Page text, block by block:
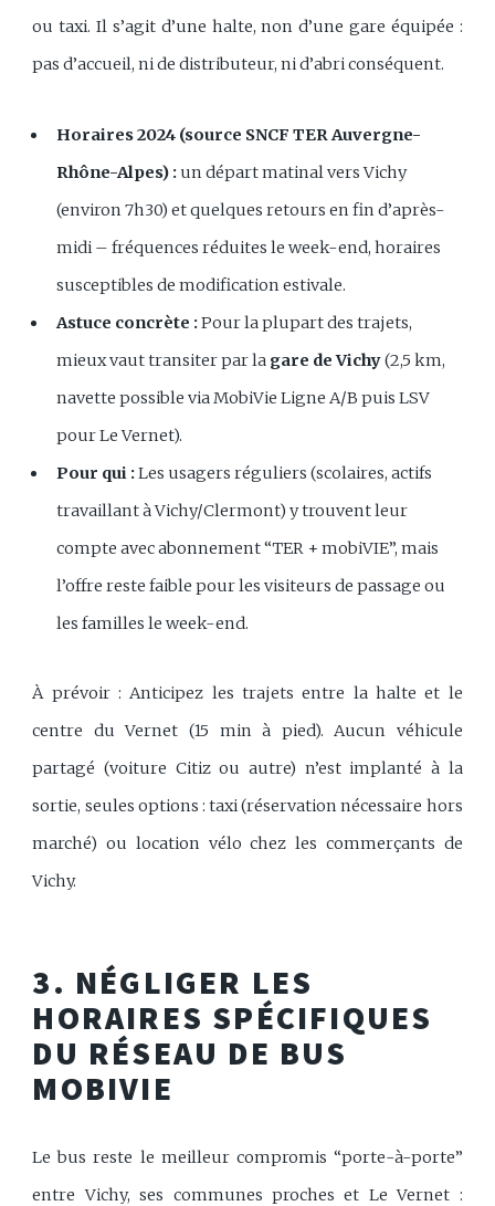
ou taxi. Il s’agit d’une halte, non d’une gare équipée :
pas d’accueil, ni de distributeur, ni d’abri conséquent.
Horaires 2024 (source SNCF TER Auvergne-
Rhône-Alpes) : un départ matinal vers Vichy
(environ 7h30) et quelques retours en fin d’après-
midi – fréquences réduites le week-end, horaires
susceptibles de modification estivale.
Astuce concrète :Pour la plupart des trajets,
mieux vaut transiter par la gare de Vichy(2,5 km,
navette possible via MobiVie Ligne A/B puis LSV
pour Le Vernet).
Pour qui :Les usagers réguliers (scolaires, actifs
travaillant à Vichy/Clermont) y trouvent leur
compte avec abonnement “TER + mobiVIE”, mais
l’offre reste faible pour les visiteurs de passage ou
les familles le week-end.
À prévoir : Anticipez les trajets entre la halte et le
centre du Vernet (15 min à pied). Aucun véhicule
partagé (voiture Citiz ou autre) n’est implanté à la
sortie, seules options : taxi (réservation nécessaire hors
marché) ou location vélo chez les commerçants de
Vichy.
3. NÉGLIGER LES
HORAIRES SPÉCIFIQUES
DU RÉSEAU DE BUS
MOBIVIE
Le bus reste le meilleur compromis “porte-à-porte”
entre Vichy, ses communes proches et Le Vernet :